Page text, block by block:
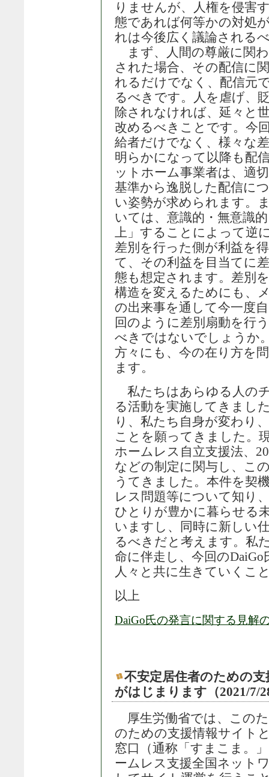
りませんが、人権を侵害
態であれば何等かの対処
れは今後広く議論される
まず、人間の尊厳に関
された場合、その配信に
れるだけでなく、配信元
るべきです。人を虐げ、
除されなければ、延々と
改めるべきことです。今
給者だけでなく、様々な
明らかになって以降も配
ットホーム事業者は、適
基準から逸脱した配信に
い姿勢が求められます。
いては、意識的・無意識
上」することによって逆
差別を行った側が利益を
て、その利益を目当てに
態も想定されます。差別
構造を変えるためにも、
の出来事を通して今一度
回のように差別扇動を行
べきではないでしょうか
方々にも、今の在り方を
ます。
私たちはあらゆる人の
る活動を実施してきまし
り、私たち自身が変わり
ことを願ってきました。
ホームレス自立支援法、
などの制定に関与し、こ
うてきました。本件を契
レス問題等について知り
ひとりが豊かに暮らせる
いますし、同時に新しい
るべきだと考えます。私
命に伴走し、今回の
人々と共に生きていくこ
以上
DaiGo氏の発言に関する見解
不安定居住者のための
がはじまります（2021/7/
厚生労働省では、この
のための支援情報サイト
窓口（通称「すまこま。
ームレス支援全国ネット